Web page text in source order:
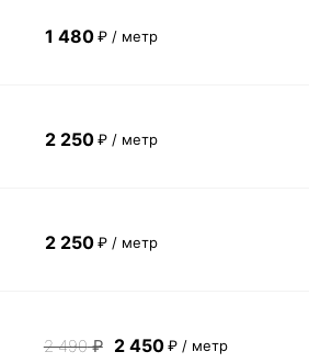
1 480 ₽ / метр
2 250 ₽ / метр
2 250 ₽ / метр
2 490₽ 2 450 ₽ / метр